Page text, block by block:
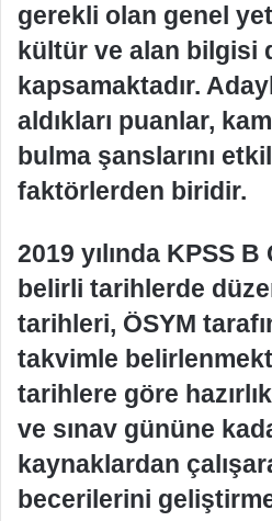
gerekli olan genel
kültür ve alan bilgisi
kapsamaktadır.
aldıkları puanlar,
bulma şanslarını
faktörlerden biridir.
2019 yılında KPSS B
belirli tarihlerde
tarihleri, ÖSYM
takvimle
tarihlere göre
ve sınav gününe
kaynaklardan
becerilerini